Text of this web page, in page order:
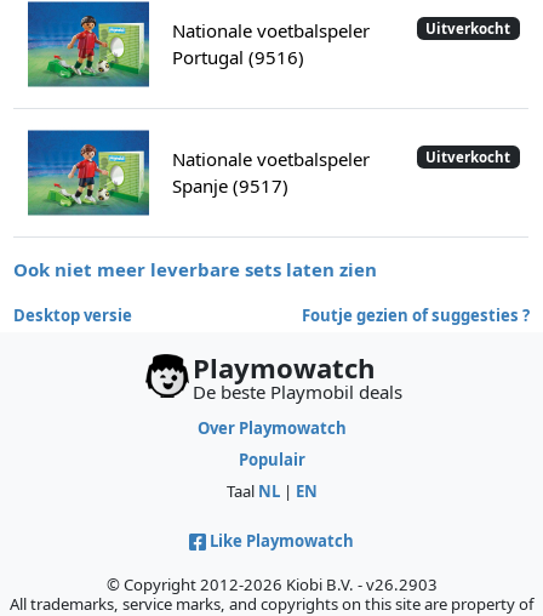
Uitverkocht
Nationale voetbalspeler
Portugal (9516)
Uitverkocht
Nationale voetbalspeler
Spanje (9517)
Ook niet meer leverbare sets laten zien
Desktop versie Foutje gezien of suggesties ?
Playmowatch
De beste Playmobil deals
Over Playmowatch
Populair
Taal NL| EN
Like Playmowatch
© Copyright 2012-2026 Kiobi B.V. - v26.2903
All trademarks, service marks, and copyrights on this site are property of